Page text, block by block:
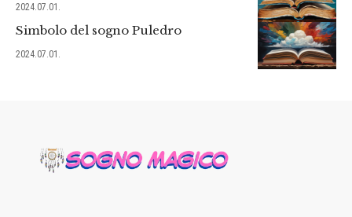
2024.07.01.
Simbolo del sogno Puledro
2024.07.01.